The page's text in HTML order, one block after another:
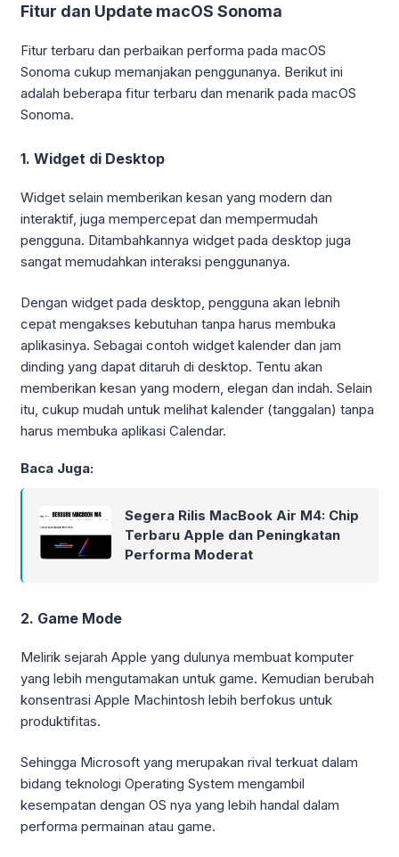
Fitur dan Update macOS Sonoma
Fitur terbaru dan perbaikan performa pada macOS
Sonoma cukup memanjakan penggunanya. Berikut ini
adalah beberapa fitur terbaru dan menarik pada macOS
Sonoma.
1. Widget di Desktop
Widget selain memberikan kesan yang modern dan
interaktif, juga mempercepat dan mempermudah
pengguna. Ditambahkannya widget pada desktop juga
sangat memudahkan interaksi penggunanya.
Dengan widget pada desktop, pengguna akan lebnih
cepat mengakses kebutuhan tanpa harus membuka
aplikasinya. Sebagai contoh widget kalender dan jam
dinding yang dapat ditaruh di desktop. Tentu akan
memberikan kesan yang modern, elegan dan indah. Selain
itu, cukup mudah untuk melihat kalender (tanggalan) tanpa
harus membuka aplikasi Calendar.
Baca Juga:
Segera Rilis MacBook Air M4: Chip
Terbaru Apple dan Peningkatan
Performa Moderat
2. Game Mode
Melirik sejarah Apple yang dulunya membuat komputer
yang lebih mengutamakan untuk game. Kemudian berubah
konsentrasi Apple Machintosh lebih berfokus untuk
produktifitas.
Sehingga Microsoft yang merupakan rival terkuat dalam
bidang teknologi Operating System mengambil
kesempatan dengan OS nya yang lebih handal dalam
performa permainan atau game.